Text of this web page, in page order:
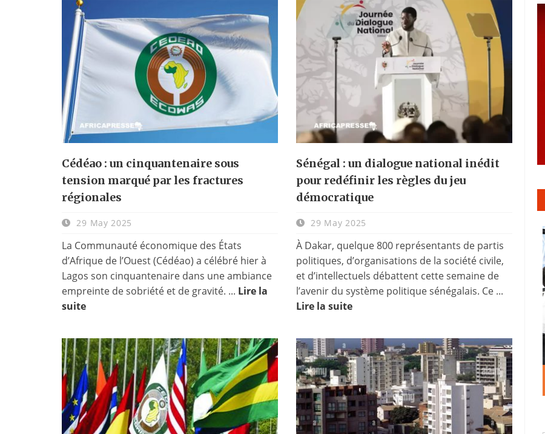
Cédéao : un cinquantenaire sous
tension marqué par les fractures
régionales
29 May 2025
La Communauté économique des États
d’Afrique de l’Ouest (Cédéao) a célébré hier à
Lagos son cinquantenaire dans une ambiance
empreinte de sobriété et de gravité. ... Lire la
suite
Sénégal : un dialogue national inédit
pour redéfinir les règles du jeu
démocratique
29 May 2025
À Dakar, quelque 800 représentants de partis
politiques, d’organisations de la société civile,
et d’intellectuels débattent cette semaine de
l’avenir du système politique sénégalais. Ce ...
Lire la suite